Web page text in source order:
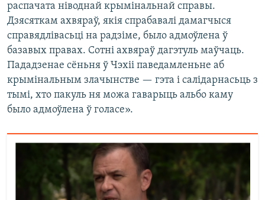
распачата ніводнай крымінальнай справы.
Дзясяткам ахвяраў, якія спрабавалі дамагчыся
справядлівасьці на радзіме, было адмоўлена ў
базавых правах. Сотні ахвяраў дагэтуль маўчаць.
Пададзенае сёньня ў Чэхіі паведамленьне аб
крымінальным злачынстве — гэта і салідарнасьць з
тымі, хто пакуль ня можа гаварыць альбо каму
было адмоўлена ў голасе».